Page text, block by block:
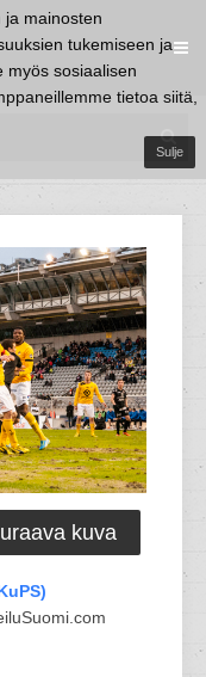
ja mainosten
tukemiseen ja
myös sosiaalisen
tietoa siitä,
Sulje
kuva